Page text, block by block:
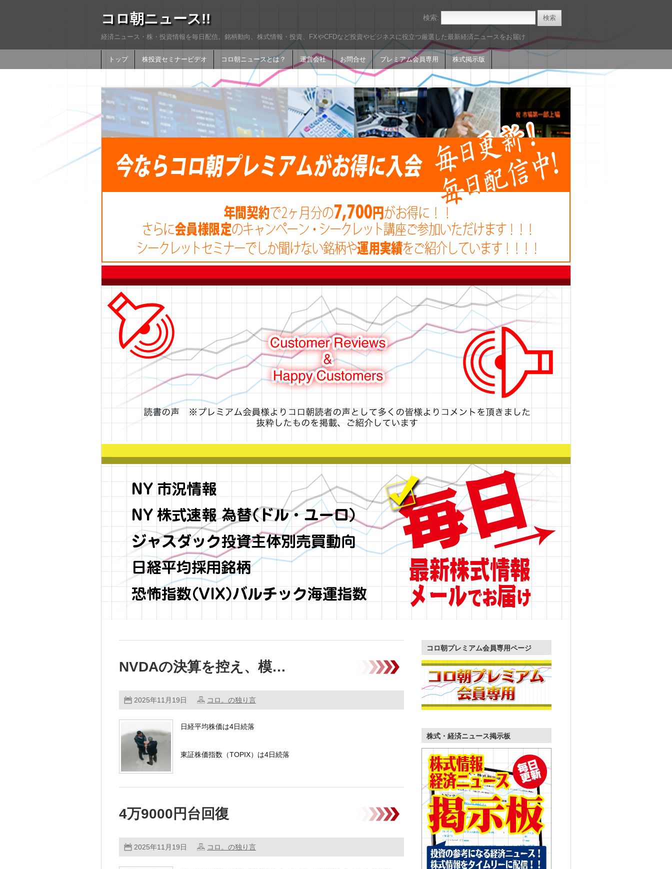
コロ朝ニュース!!
経済ニュース・株・投資情報を毎日配信。銘柄動向、株式情報・投資、FXやCFDなど投資やビジネスに役立つ厳選した最新経済ニュースをお届け
トップ 株投資セミナービデオ コロ朝ニュースとは？ 運営会社 お問合せ プレミアム会員専用 株式掲示版
検索:
NVDAの決算を控え、模…
2025年11月19日 コロ。の独り言
日経平均株価は4日続落
東証株価指数（TOPIX）は4日続落
4万9000円台回復
2025年11月19日 コロ。の独り言
コロ朝プレミアム会員専用ページ
株式・経済ニュース掲示板